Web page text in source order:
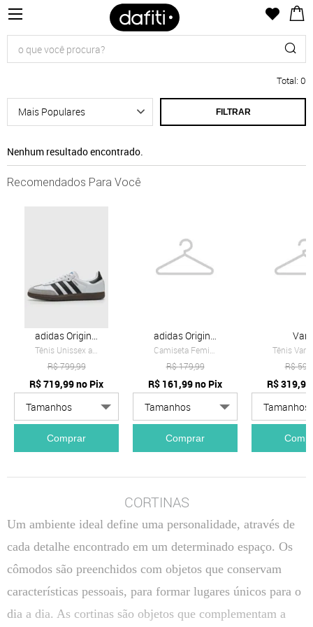
Total: 0
FILTRAR
Nenhum resultado encontrado.
Recomendados Para Você
adidas Originals
R$799,99
R$719,99no Pix
Comprar
adidas Originals
R$179,99
R$ 161,99no Pix
Comprar
R$
R$319,99
CORTINAS
Um ambiente ideal define uma personalidade, através de
cada detalhe encontrado em um determinado espaço. Os
cômodos são preenchidos com objetos que conservam
características pessoais, para formar lugares únicos para o
dia a dia. As cortinas são objetos que complementam a